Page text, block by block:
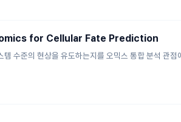
for Cellular Fate Prediction
수준의 현상을 유도하는지를 오믹스 통합 분석 관점